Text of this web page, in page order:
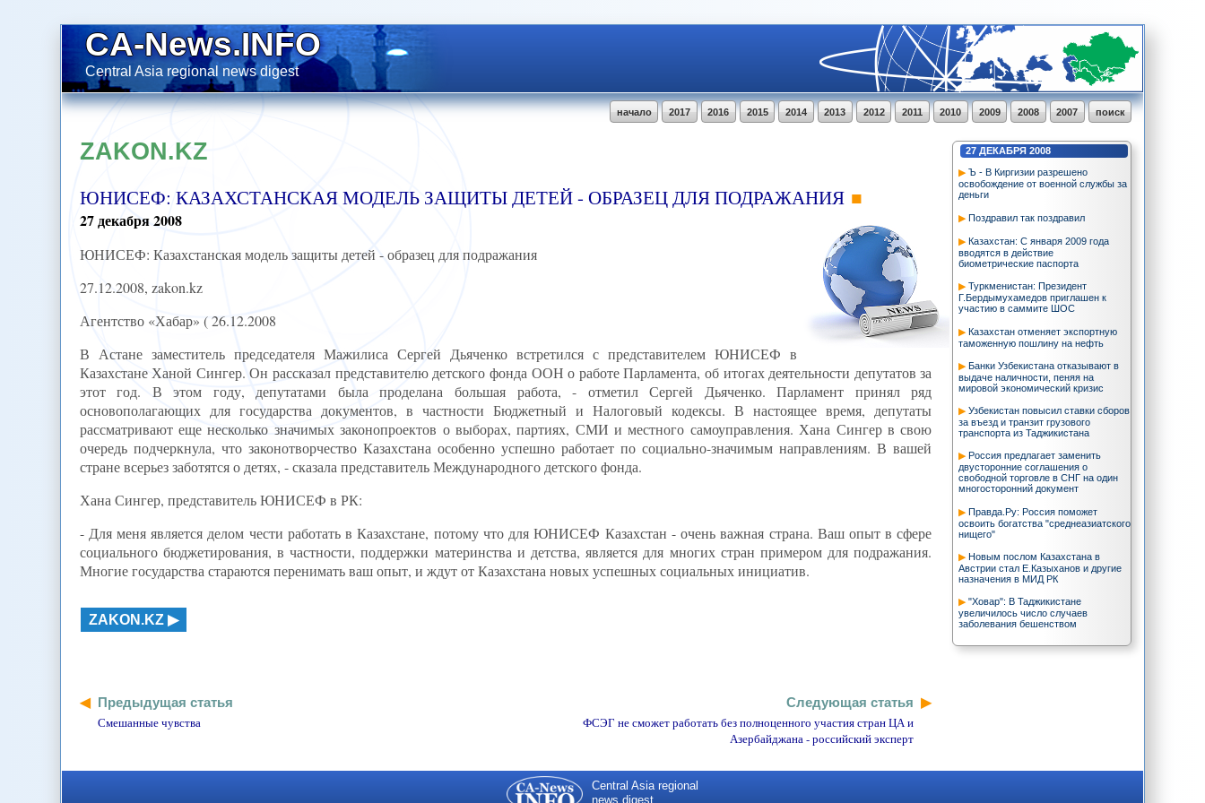
CA-News.INFO
Central Asia regional news digest
поиск
2007
2008
2009
2010
2011
2012
2013
2014
2015
2016
2017
начало
27 ДЕКАБРЯ 2008
Ъ - В Киргизии разрешено
освобождение от военной службы за
деньги
Поздравил так поздравил
Казахстан: С января 2009 года
вводятся в действие
биометрические паспорта
Туркменистан: Президент
Г.Бердымухамедов приглашен к
участию в саммите ШОС
Казахстан отменяет экспортную
таможенную пошлину на нефть
Банки Узбекистана отказывают в
выдаче наличности, пеняя на
мировой экономический кризис
Узбекистан повысил ставки сборов
за въезд и транзит грузового
транспорта из Таджикистана
Россия предлагает заменить
двусторонние соглашения о
свободной торговле в СНГ на один
многосторонний документ
Правда.Ру: Россия поможет
освоить богатства "среднеазиатского
нищего"
Новым послом Казахстана в
Австрии стал Е.Казыханов и другие
назначения в МИД РК
"Ховар": В Таджикистане
увеличилось число случаев
заболевания бешенством
Год тревоги нашей
ZAKON.KZ
ЮНИСЕФ: КАЗАХСТАНСКАЯ МОДЕЛЬ ЗАЩИТЫ ДЕТЕЙ - ОБРАЗЕЦ ДЛЯ ПОДРАЖАНИЯ
27декабря2008
ЮНИСЕФ: Казахстанская модель защиты детей - образец для подражания
27.12.2008, zakon.kz
Агентство «Хабар» ( 26.12.2008
В Астане заместитель председателя Мажилиса Сергей Дьяченко встретился с представителем ЮНИСЕФ в
Казахстане Ханой Сингер. Он рассказал представителю детского фонда ООН о работе Парламента, об итогах деятельности депутатов за
этот год. В этом году, депутатами была проделана большая работа, - отметил Сергей Дьяченко. Парламент принял ряд
основополагающих для государства документов, в частности Бюджетный и Налоговый кодексы. В настоящее время, депутаты
рассматривают еще несколько значимых законопроектов о выборах, партиях, СМИ и местного самоуправления. Хана Сингер в свою
очередь подчеркнула, что законотворчество Казахстана особенно успешно работает по социально-значимым направлениям. В вашей
стране всерьез заботятся о детях, - сказала представитель Международного детского фонда.
Хана Сингер, представитель ЮНИСЕФ в РК:
- Для меня является делом чести работать в Казахстане, потому что для ЮНИСЕФ Казахстан - очень важная страна. Ваш опыт в сфере
социального бюджетирования, в частности, поддержки материнства и детства, является для многих стран примером для подражания.
Многие государства стараются перенимать ваш опыт, и ждут от Казахстана новых успешных социальных инициатив.
ZAKON.KZ
Предыдущая статья
Смешанные чувства
Следующая статья
ФСЭГ не сможет работать без полноценного участия стран ЦА и
Азербайджана - российский эксперт
Central Asia regional
news digest